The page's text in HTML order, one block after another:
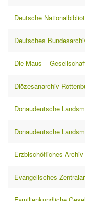
Deutsche
Deutsches
Die Maus –
Diözesanarchiv
Donaudeutsche
Donaudeutsche
Erzbischöfliches
Evangelisches